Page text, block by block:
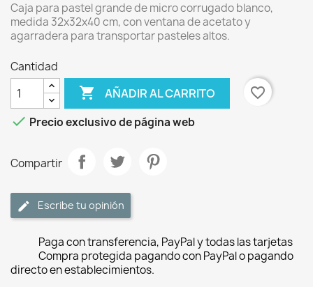
Caja para pastel grande de micro corrugado blanco,
medida 32x32x40 cm, con ventana de acetato y
agarradera para transportar pasteles altos.
Cantidad
 AÑADIR AL CARRITO
favorite_border
 Precio exclusivo de página web
Compartir
Escribe tu opinión
Paga con transferencia, PayPal y todas las tarjetas
Compra protegida pagando con PayPal o pagando
directo en establecimientos.